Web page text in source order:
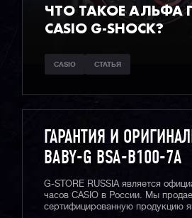
ЧТО ТАКОЕ АЛЬФА
CASIO G-SHOCK?
CASIO СТАТЬЯ
ГАРАНТИЯ И
BABY-G BSA-B100-7A
G-STORE RUSSIA является
часов CASIO в России. Мы
сертифицированную продукцию